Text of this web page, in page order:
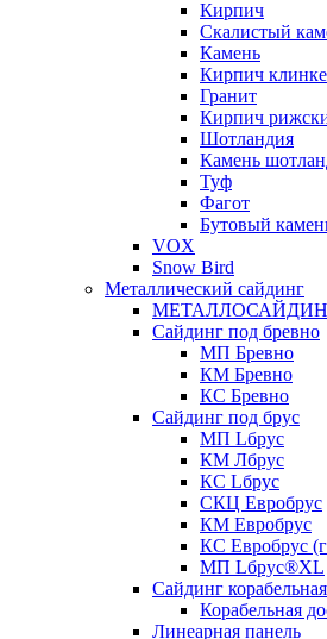
Кирпич
Скалистый
Камень
Кирпич
Гранит
Кирпич
Шотландия
Камень
Туф
Фагот
Бутовый
VOX
Snow Bird
Металлический сайдинг
Сайдинг под бревно
МП Бревно
КМ Бревно
КС Бревно
Сайдинг под брус
МП Lбрус
КМ Лбрус
КС Lбрус
СКЦ Евробрус
КМ Евробрус
КС Евробрус
МП Lбрус®XL
Сайдинг
Корабельная
Линеарная панель